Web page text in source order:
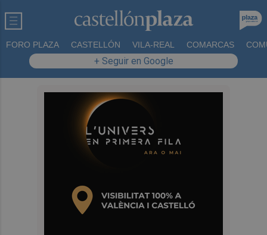
FORO PLAZA CASTELLÓN VILA-REAL COMARCAS
+ Seguir en Google